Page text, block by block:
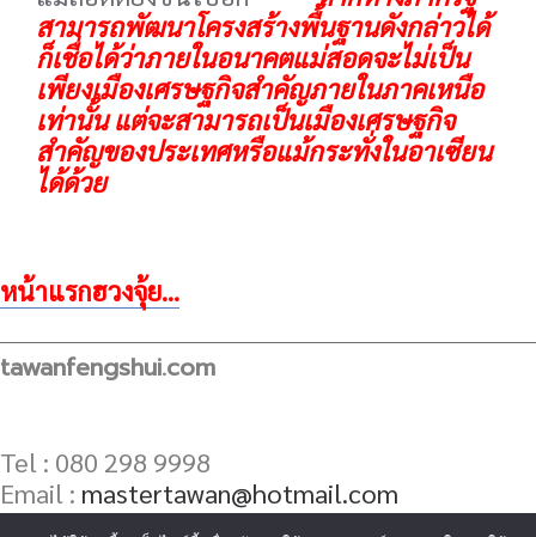
สามารถพัฒนาโครงสร้างพื้นฐานดังกล่าวได้
ก็เชื่อได้ว่าภายในอนาคตแม่สอดจะไม่เป็น
เพียงเมืองเศรษฐกิจสำคัญภายในภาคเหนือ
เท่านั้น แต่จะสามารถเป็นเมืองเศรษฐกิจ
สำคัญของประเทศหรือแม้กระทั่งในอาเซียน
ได้ด้วย
หน้าแรกฮวงจุ้ย...
tawanfengshui.com
Tel : 080 298 9998
Email : mastertawan@hotmail.com